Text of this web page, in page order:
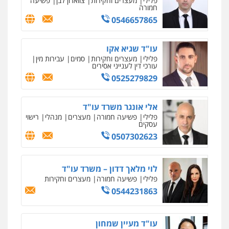
עסקים
0507302623
לוי מלאך דדון – משרד עו"ד
פלילי פשיעה חמורה מעצרים וחקירות
0544231863
עו"ד מעיין שמחון
פלילי מעצרים וחקירות עורכי דין לענייני
אסירים
0587604050
עו"ד שאדי כבהא
פלילי עורכי דין לענייני אסירים
0525556970
עו"ד פאדי בראנסי